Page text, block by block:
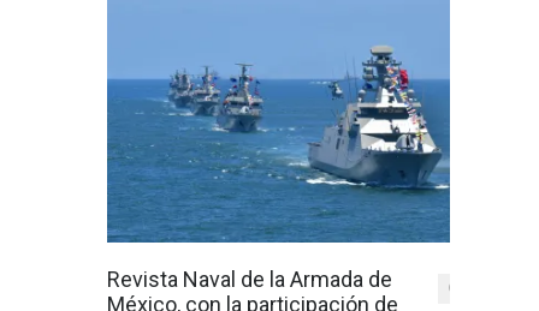
Revista Naval de la Armada de
México, con la participación de
0